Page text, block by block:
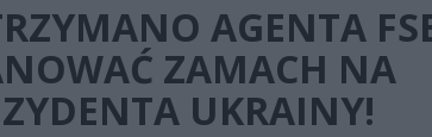
AGENTA
ZAMACH NA
UKRAINY!